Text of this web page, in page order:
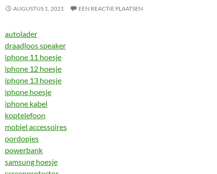
AUGUSTUS 1, 2021 EEN REACTIE PLAATSEN
autolader
draadloos speaker
iphone 11 hoesje
iphone 12 hoesje
iphone 13 hoesje
iphone hoesje
iphone kabel
koptelefoon
mobiel accessoires
oordopjes
powerbank
samsung hoesje